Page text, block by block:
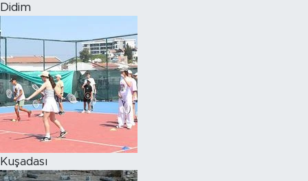
Didim
Kuşadası